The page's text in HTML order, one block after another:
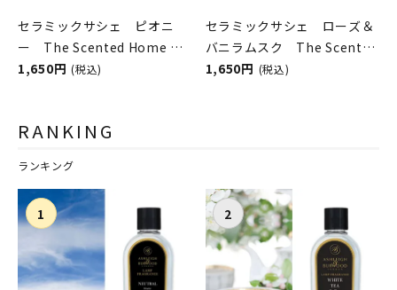
セラミックサシェ ピオニ
ー The Scented Home by
Ashleigh＆Burwood
1,650円 (税込)
セラミックサシェ ローズ＆
バニラムスク The Scented
Home by Ashleigh＆
1,650円 (税込)
RANKING
ランキング